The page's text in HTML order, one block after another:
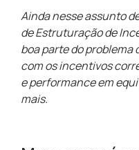
Ainda nesse assunto
de Estruturação de
boa parte do problema
com os incentivos
e performance em
mais.